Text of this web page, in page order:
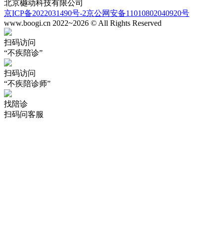
北京樾动科技有限公司
京ICP备2022031490号-2京公网安备11010802040920号
www.boogi.cn 2022~2026 © All Rights Reserved
扫码访问
“不疾陪诊”
扫码访问
“不疾陪诊师”
找陪诊
扫码问客服